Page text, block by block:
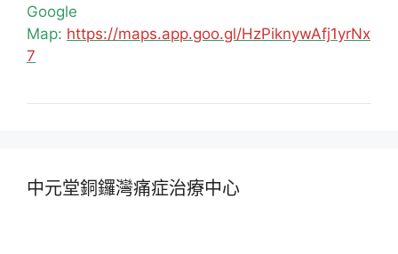
Google
Map: https://maps.app.goo.gl/HzPiknywAfj1yrNx
7
中元堂銅鑼灣痛症治療中心